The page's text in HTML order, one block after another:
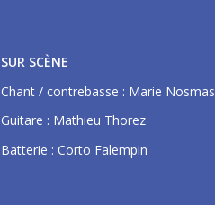
SUR SCÈNE
Chant / contrebasse : Marie Nosmas
Guitare : Mathieu Thorez
Batterie : Corto Falempin